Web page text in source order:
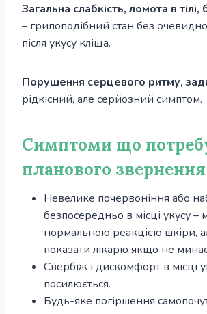
Загальна слабкість, ломота в тілі,
– грипоподібний стан без
після укусу кліща.
Порушення серцевого ритму,
рідкісний, але серйозний симптом.
Симптоми що
планового звернення
Невелике почервоніння або
безпосередньо в місці укусу –
нормальною реакцією шкіри,
показати лікарю якщо не
Свербіж і дискомфорт в місці
посилюється.
Будь-яке погіршення